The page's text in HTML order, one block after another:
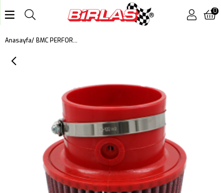
0
Anasayfa BMC PERFORMANS AÇIK HAVA FİLTRESİ FBTW90-130PWH